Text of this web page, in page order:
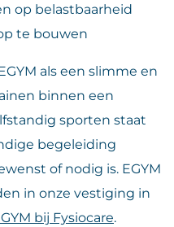
op belastbaarheid
te bouwen
als een slimme en
binnen een
sporten staat
begeleiding
of nodig is. EGYM
in onze vestiging in
bij Fysiocare.